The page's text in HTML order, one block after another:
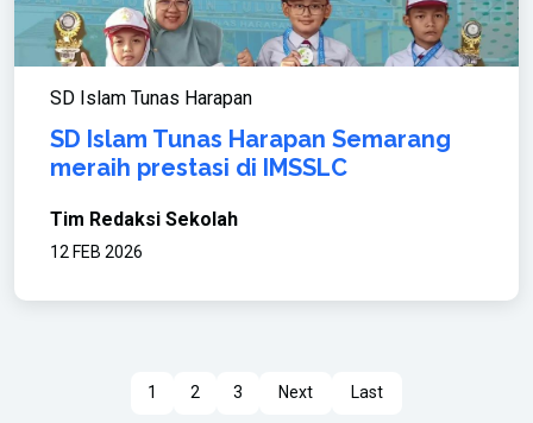
SD Islam Tunas Harapan
SD Islam Tunas Harapan Semarang
meraih prestasi di IMSSLC
Tim Redaksi Sekolah
12 FEB 2026
1 2 3 Next Last